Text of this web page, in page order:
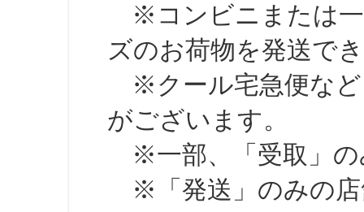
※コンビニまたは一
ズのお荷物を発送で
※クール宅急便など
がございます。
※一部、「受取」の
※「発送」のみの店